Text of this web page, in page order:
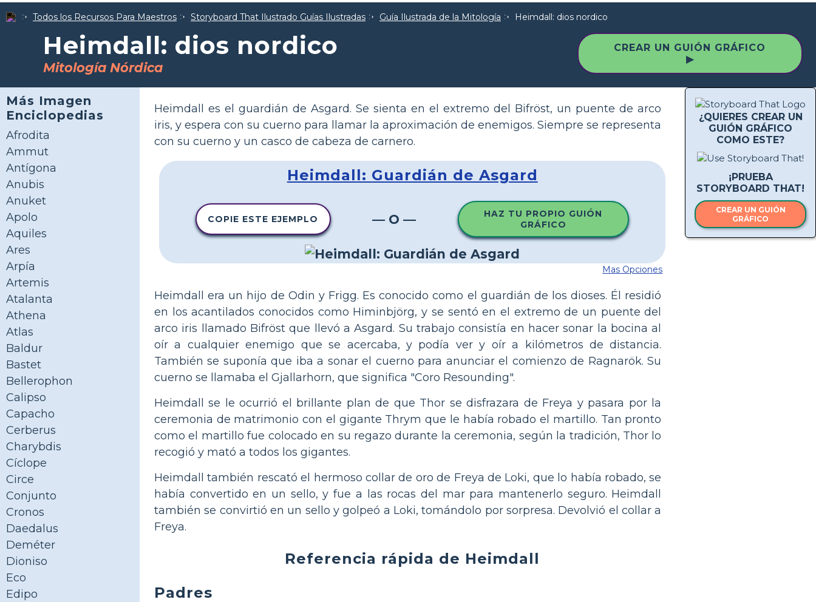
Todos los Recursos Para Maestros Storyboard That Ilustrado Guías Ilustradas Guía Ilustrada de la Mitología Heimdall: dios nordico
Heimdall: dios nordico
Mitología Nórdica
CREAR UN GUIÓN GRÁFICO
▶
Más Imagen
Enciclopedias
Afrodita
Ammut
Antígona
Anubis
Anuket
Apolo
Aquiles
Ares
Arpía
Artemis
Atalanta
Athena
Atlas
Baldur
Bastet
Bellerophon
Calipso
Capacho
Cerberus
Charybdis
Cíclope
Circe
Conjunto
Cronos
Daedalus
Deméter
Dioniso
Eco
Edipo
¿QUIERES CREAR UN
GUIÓN GRÁFICO
COMO ESTE?
¡PRUEBA
STORYBOARD THAT!
CREAR UN GUIÓN
GRÁFICO
Heimdall es el guardián de Asgard. Se sienta en el extremo del Bifröst, un puente de arco
iris, y espera con su cuerno para llamar la aproximación de enemigos. Siempre se representa
con su cuerno y un casco de cabeza de carnero.
Heimdall: Guardián de Asgard
COPIE ESTE EJEMPLO — O —
HAZ TU PROPIO GUIÓN
GRÁFICO
Mas Opciones
Heimdall era un hijo de Odin y Frigg. Es conocido como el guardián de los dioses. Él residió
en los acantilados conocidos como Himinbjörg, y se sentó en el extremo de un puente del
arco iris llamado Bifröst que llevó a Asgard. Su trabajo consistía en hacer sonar la bocina al
oír a cualquier enemigo que se acercaba, y podía ver y oír a kilómetros de distancia.
También se suponía que iba a sonar el cuerno para anunciar el comienzo de Ragnarök. Su
cuerno se llamaba el Gjallarhorn, que significa "Coro Resounding".
Heimdall se le ocurrió el brillante plan de que Thor se disfrazara de Freya y pasara por la
ceremonia de matrimonio con el gigante Thrym que le había robado el martillo. Tan pronto
como el martillo fue colocado en su regazo durante la ceremonia, según la tradición, Thor lo
recogió y mató a todos los gigantes.
Heimdall también rescató el hermoso collar de oro de Freya de Loki, que lo había robado, se
había convertido en un sello, y fue a las rocas del mar para mantenerlo seguro. Heimdall
también se convirtió en un sello y golpeó a Loki, tomándolo por sorpresa. Devolvió el collar a
Freya.
Referencia rápida de Heimdall
Padres